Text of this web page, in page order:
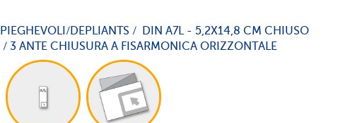
PIEGHEVOLI/DEPLIANTS / DIN A7L - 5,2X14,8 CM CHIUSO
/ 3 ANTE CHIUSURA A FISARMONICA ORIZZONTALE